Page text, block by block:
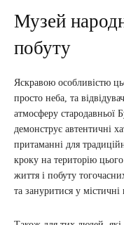
Музей
побуту
Яскравою особливістю
просто неба, та
атмосферу стародавньої
демонструє автентичні
притаманні для
кроку на територію
життя і побуту
та зануритися у містичні